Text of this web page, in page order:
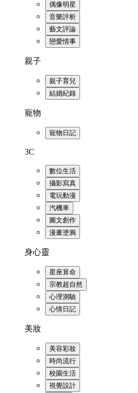
偶像明星
音樂評析
藝文評論
戀愛情事
親子
親子育兒
結婚紀錄
寵物
寵物日記
3C
數位生活
攝影寫真
電玩動漫
汽機車
圖文創作
漫畫塗鴉
身心靈
星座算命
宗教超自然
心理測驗
心情日記
美妝
美容彩妝
時尚流行
校園生活
視覺設計